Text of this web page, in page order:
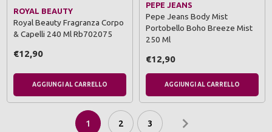
ROYAL BEAUTY
Royal Beauty Fragranza Corpo
& Capelli 240 Ml Rb702075
€12,90
AGGIUNGI AL CARRELLO
PEPE JEANS
Pepe Jeans Body Mist
Portobello Boho Breeze Mist
250 Ml
€12,90
AGGIUNGI AL CARRELLO
1 2 3